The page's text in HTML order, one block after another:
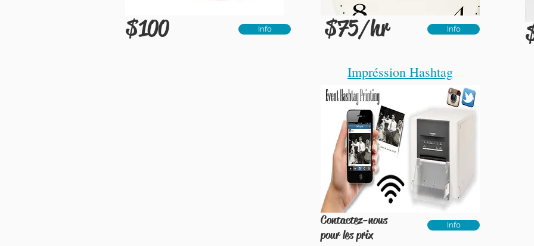
$100 Info $75/hr Info
Impréssion Hashtag
Contactez-nous
pourles prix
Info